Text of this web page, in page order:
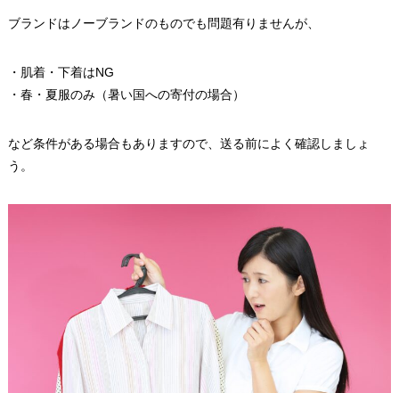
ブランドはノーブランドのものでも問題有りませんが、
・肌着・下着はNG
・春・夏服のみ（暑い国への寄付の場合）
など条件がある場合もありますので、送る前によく確認しましょ
う。